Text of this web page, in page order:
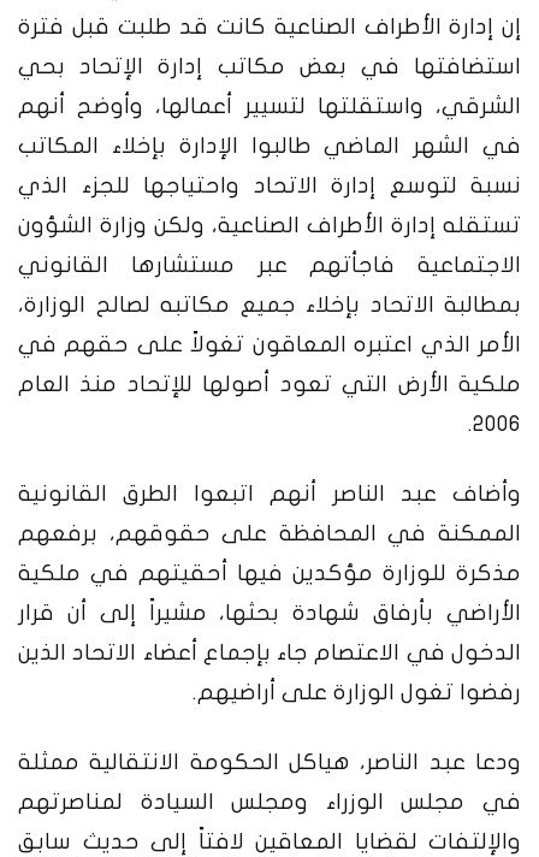
إن إدارة الأطراف الصناعية كانت قد طلبت قبل فترة
استضافتها في بعض مكاتب إدارة الإتحاد بحي
الشرقي، واستقلتها لتسيير أعمالها، وأوضح أنهم
في الشهر الماضي طالبوا الإدارة بإخلاء المكاتب
نسبة لتوسع إدارة الاتحاد واحتياجها للجزء الذي
تستقله إدارة الأطراف الصناعية، ولكن وزارة الشؤون
الاجتماعية فاجأتهم عبر مستشارها القانوني
بمطالبة الاتحاد بإخلاء جميع مكاتبه لصالح الوزارة،
الأمر الذي اعتبره المعاقون تغولاً على حقهم في
ملكية الأرض التي تعود أصولها للإتحاد منذ العام
2006.
وأضاف عبد الناصر أنهم اتبعوا الطرق القانونية
الممكنة في المحافظة على حقوقهم، برفعهم
مذكرة للوزارة مؤكدين فيها أحقيتهم في ملكية
الأراضي بأرفاق شهادة بحثها، مشيراً إلى أن قرار
الدخول في الاعتصام جاء بإجماع أعضاء الاتحاد الذين
رفضوا تغول الوزارة على أراضيهم.
ودعا عبد الناصر، هياكل الحكومة الانتقالية ممثلة
في مجلس الوزراء ومجلس السيادة لمناصرتهم
والإلتفات لقضايا المعاقين لافتاً إلى حديث سابق